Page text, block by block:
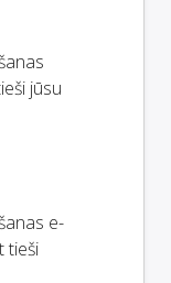
jūsu
e-
tieši